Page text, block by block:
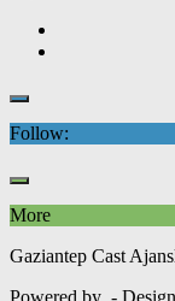
Follow:
More
Gaziantep Cast
Powered by -